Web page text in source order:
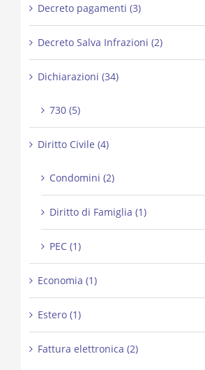
Decreto pagamenti (3)
Decreto Salva Infrazioni (2)
Dichiarazioni (34)
730 (5)
Diritto Civile (4)
Condomini (2)
Diritto di Famiglia (1)
PEC (1)
Economia (1)
Estero (1)
Fattura elettronica (2)